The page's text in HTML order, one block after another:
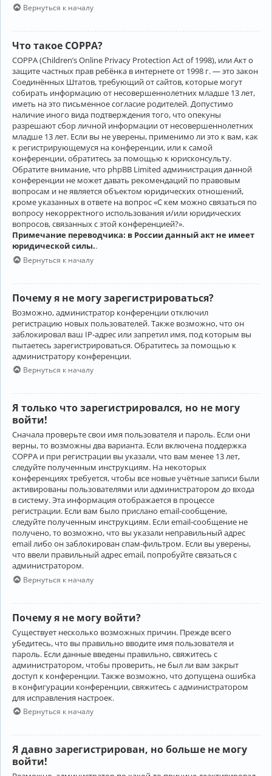
Вернуться к началу
Что такое COPPA?
COPPA (Children’s Online Privacy Protection Act of 1998), или Акт о
защите частных прав ребёнка в интернете от 1998 г. — это закон
Соединённых Штатов, требующий от сайтов, которые могут
собирать информацию от несовершеннолетних младше 13 лет,
иметь на это письменное согласие родителей. Допустимо
наличие иного вида подтверждения того, что опекуны
разрешают сбор личной информации от несовершеннолетних
младше 13 лет. Если вы не уверены, применимо ли это к вам, как
к регистрирующемуся на конференции, или к самой
конференции, обратитесь за помощью к юрисконсульту.
Обратите внимание, что phpBB Limited администрация данной
конференции не может давать рекомендаций по правовым
вопросам и не является объектом юридических отношений,
кроме указанных в ответе на вопрос «С кем можно связаться по
вопросу некорректного использования и/или юридических
вопросов, связанных с этой конференцией?».
Примечание переводчика: в России данный акт не имеет
юридической силы..
Вернуться к началу
Почему я не могу зарегистрироваться?
Возможно, администратор конференции отключил
регистрацию новых пользователей. Также возможно, что он
заблокировал ваш IP-адрес или запретил имя, под которым вы
пытаетесь зарегистрироваться. Обратитесь за помощью к
администратору конференции.
Вернуться к началу
Я только что зарегистрировался, но не могу
войти!
Сначала проверьте свои имя пользователя и пароль. Если они
верны, то возможны два варианта. Если включена поддержка
COPPA и при регистрации вы указали, что вам менее 13 лет,
следуйте полученным инструкциям. На некоторых
конференциях требуется, чтобы все новые учётные записи были
активированы пользователями или администратором до входа
в систему. Эта информация отображается в процессе
регистрации. Если вам было прислано email-сообщение,
следуйте полученным инструкциям. Если email-сообщение не
получено, то возможно, что вы указали неправильный адрес
email либо он заблокирован спам-фильтром. Если вы уверены,
что ввели правильный адрес email, попробуйте связаться с
администратором.
Вернуться к началу
Почему я не могу войти?
Существует несколько возможных причин. Прежде всего
убедитесь, что вы правильно вводите имя пользователя и
пароль. Если данные введены правильно, свяжитесь с
администратором, чтобы проверить, не был ли вам закрыт
доступ к конференции. Также возможно, что допущена ошибка
в конфигурации конференции, свяжитесь с администратором
для исправления настроек.
Вернуться к началу
Я давно зарегистрирован, но больше не могу
войти!